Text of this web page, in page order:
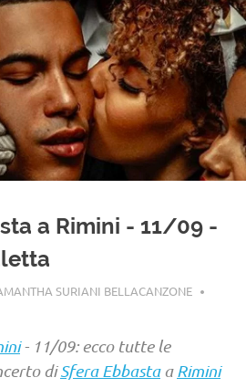
a Rimini - 11/09 -
SURIANI BELLACANZONE
- 11/09: ecco tutte le
diSfera EbbastaaRimini